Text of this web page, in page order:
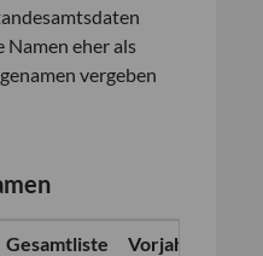
eher als
vergeben
Gesamtliste Vorjahr